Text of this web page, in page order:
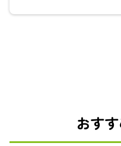
おす